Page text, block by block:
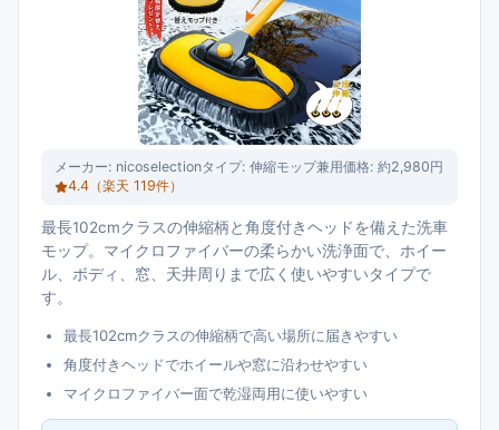
メーカー: nicoselectionタイプ: 伸縮モップ兼用価格: 約2,980円
4.4 （楽天 119件）
最長102cmクラスの伸縮柄と角度付きヘッドを備えた洗車
モップ。マイクロファイバーの柔らかい洗浄面で、ホイー
ル、ボディ、窓、天井周りまで広く使いやすいタイプで
す。
最長102cmクラスの伸縮柄で高い場所に届きやすい
角度付きヘッドでホイールや窓に沿わせやすい
マイクロファイバー面で乾湿両用に使いやすい